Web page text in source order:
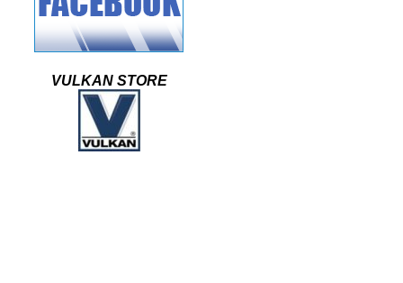
VULKAN STORE